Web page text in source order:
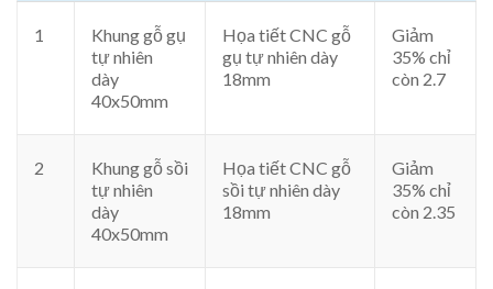
1
Khung gỗ gụ
tự nhiên
dày
40x50mm
Họa tiết CNC gỗ
gụ tự nhiên dày
18mm
Giảm
35% chỉ
còn 2.7
2
Khung gỗ sồi
tự nhiên
dày
40x50mm
Họa tiết CNC gỗ
sồi tự nhiên dày
18mm
Giảm
35% chỉ
còn 2.35